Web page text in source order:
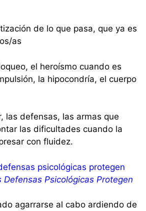
de lo que pasa, que ya es
as
el heroísmo cuando es
la hipocondría, el cuerpo
las defensas, las armas que
las dificultades cuando la
con fluidez.
Defensas Psicológicas Protegen
agarrarse al cabo ardiendo de